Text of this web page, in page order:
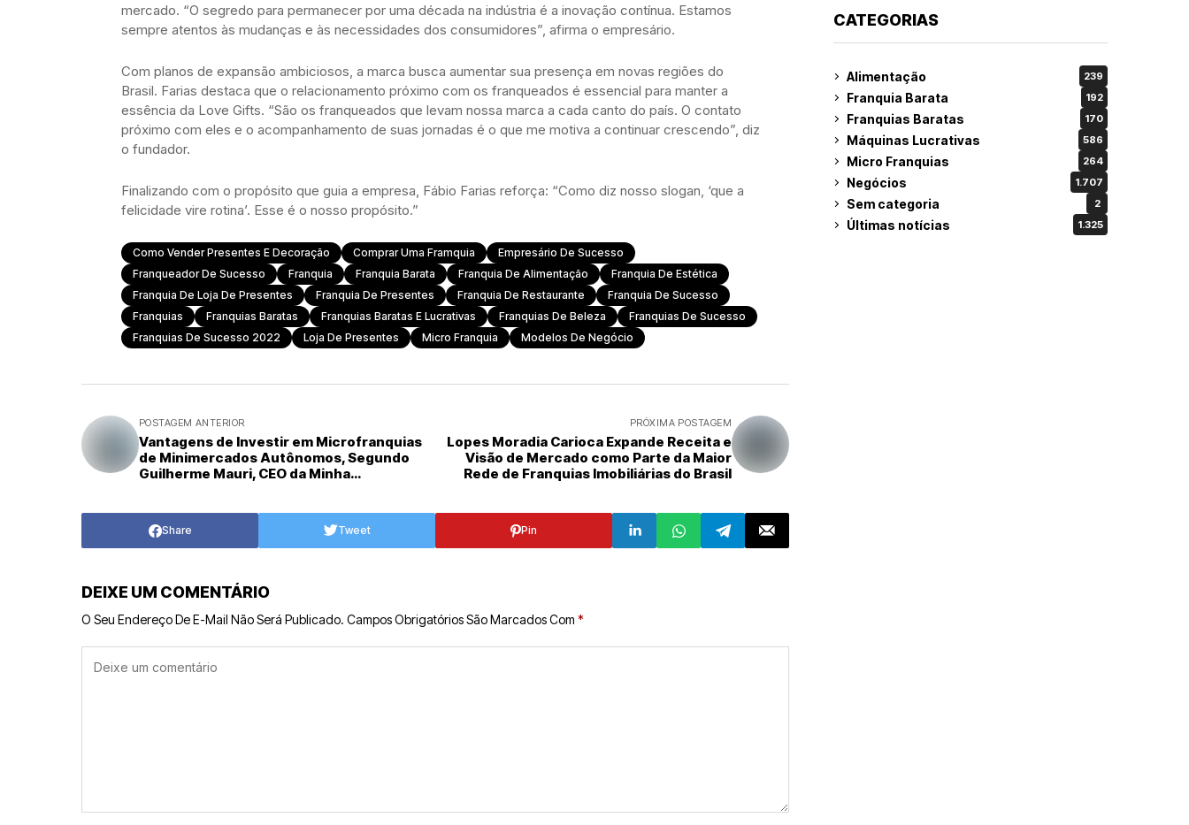
mercado. “O segredo para permanecer por uma década na indústria é a inovação contínua. Estamos
sempre atentos às mudanças e às necessidades dos consumidores”, afirma o empresário.
Com planos de expansão ambiciosos, a marca busca aumentar sua presença em novas regiões do
Brasil. Farias destaca que o relacionamento próximo com os franqueados é essencial para manter a
essência da Love Gifts. “São os franqueados que levam nossa marca a cada canto do país. O contato
próximo com eles e o acompanhamento de suas jornadas é o que me motiva a continuar crescendo”, diz
o fundador.
Finalizando com o propósito que guia a empresa, Fábio Farias reforça: “Como diz nosso slogan, ‘que a
felicidade vire rotina’. Esse é o nosso propósito.”
Como Vender Presentes E Decoração Comprar Uma Framquia
Empresário De Sucesso
Franqueador De Sucesso
Franquia Franquia Barata Franquia De Alimentação
Franquia De Estética
Franquia De Loja De Presentes
Franquia De Presentes Franquia De Restaurante
Franquia De Sucesso
Franquias
Franquias Baratas Franquias Baratas E Lucrativas Franquias De Beleza
Franquias De Sucesso
Franquias De Sucesso 2022
Loja De Presentes Micro Franquia Modelos De Negócio
POSTAGEM ANTERIOR
Vantagens de Investir em Microfranquias
de Minimercados Autônomos, Segundo
Guilherme Mauri, CEO da Minha
PRÓXIMA POSTAGEM
Lopes Moradia Carioca Expande Receita e
Visão de Mercado como Parte da Maior
Rede de Franquias Imobiliárias do Brasil
Share Tweet Pin
DEIXE UM COMENTÁRIO
O Seu Endereço De E-Mail Não Será Publicado. Campos Obrigatórios São Marcados Com *
CATEGORIAS
Alimentação 239
Franquia Barata 192
Franquias Baratas 170
Máquinas Lucrativas 586
Micro Franquias 264
Negócios 1.707
Sem categoria 2
Últimas notícias 1.325